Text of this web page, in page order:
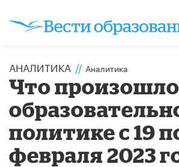
АНАЛИТИКА // Аналитика
Что
политике с 19
февраля 2023